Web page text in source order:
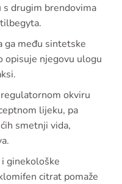
s drugim brendovima
ga među sintetske
opisuje njegovu ulogu
okviru
lijeku, pa
smetnji vida,
ginekološke
citrat pomaže